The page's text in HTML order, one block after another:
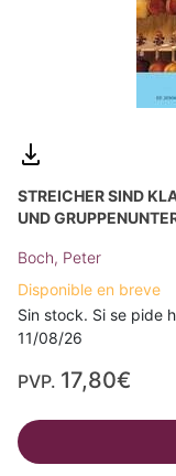
STREICHER SIND
UND
Boch, Peter
Disponible en breve
Sin stock. Si se pide
11/08/26
PVP. 17,80€